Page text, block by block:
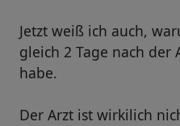
Jetzt weiß ich auch,
gleich 2 Tage nach der
habe.
Der Arzt ist wirkilich